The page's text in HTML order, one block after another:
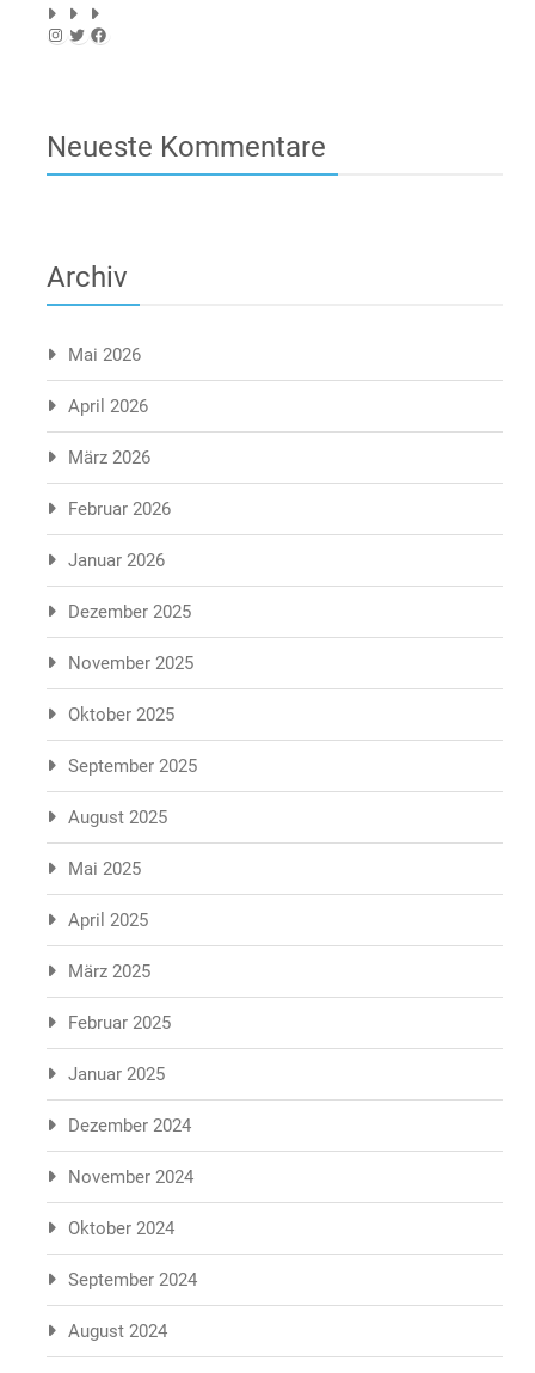
Instagram
TwitterFacebook
Neueste Kommentare
Archiv
Mai 2026
April 2026
März 2026
Februar 2026
Januar 2026
Dezember 2025
November 2025
Oktober 2025
September 2025
August 2025
Mai 2025
April 2025
März 2025
Februar 2025
Januar 2025
Dezember 2024
November 2024
Oktober 2024
September 2024
August 2024